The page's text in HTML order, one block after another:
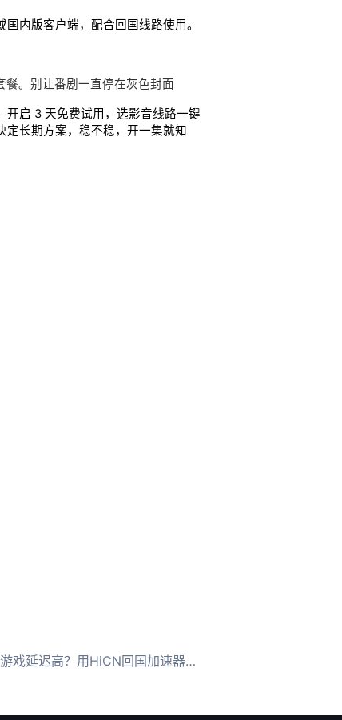
国内版客户端，配合回国线路使用。
。别让番剧一直停在灰色封面
开启 3 天免费试用，选影音线路一键
长期方案，稳不稳，开一集就知
延迟高？用HiCN回国加速器畅玩夜幕之下